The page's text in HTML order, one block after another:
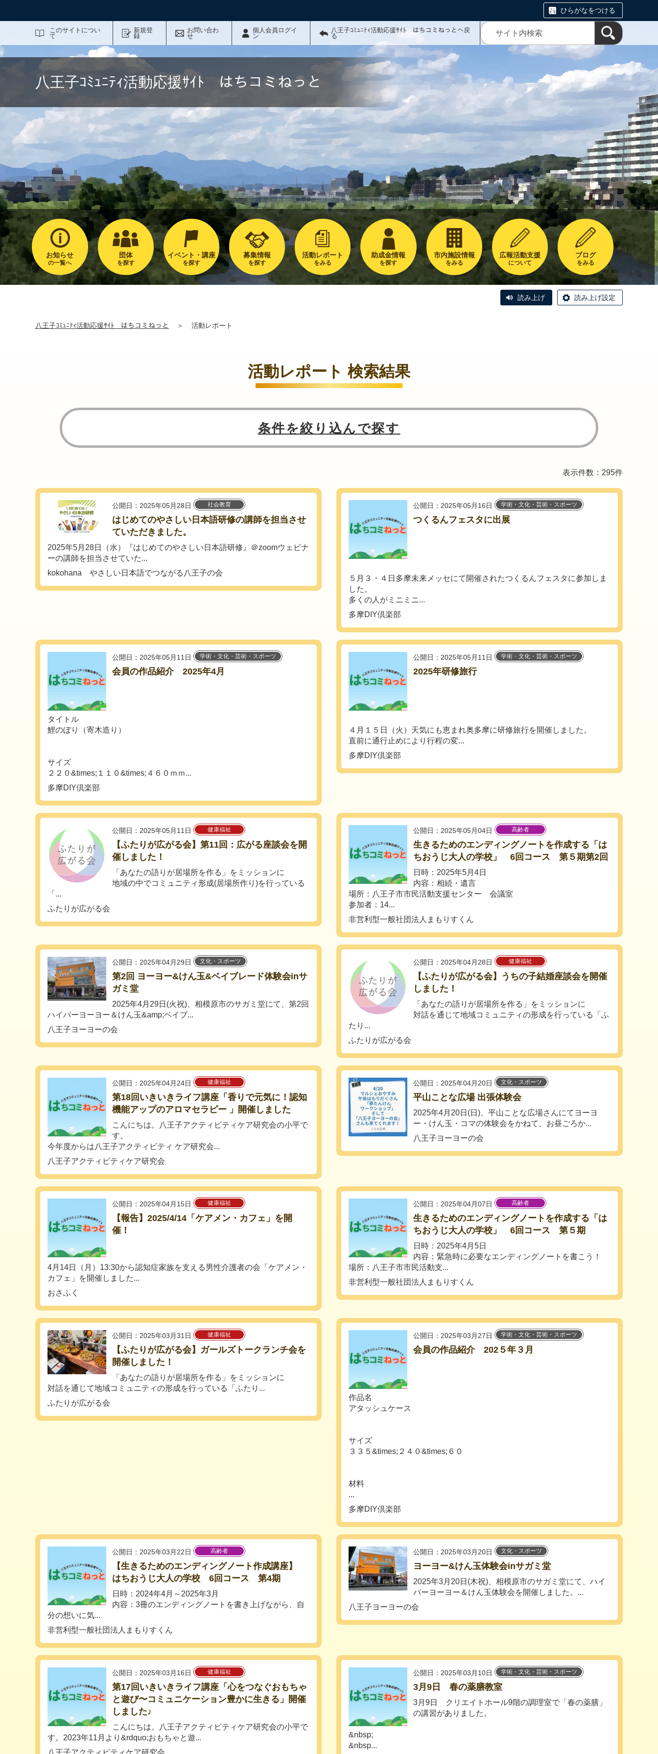
ひらがなをつける
このサイトについ
て
新規登
録
お問い合わ
せ
個人会員ログイ
ン
八王子ｺﾐｭﾆﾃｨ活動応援ｻｲﾄ はちコミねっとへ戻
る
八王子ｺﾐｭﾆﾃｨ活動応援ｻｲﾄ はちコミねっと
お知らせ
の一覧へ
団体
を探す
イベント・講座
を探す
募集情報
を探す
活動レポート
をみる
助成金情報
を探す
市内施設情報
をみる
広報活動支援
について
ブログ
をみる
読み上げ 読み上げ設定
八王子ｺﾐｭﾆﾃｨ活動応援ｻｲﾄ はちコミねっと ＞ 活動レポート
活動レポート 検索結果
条件を絞り込んで探す
表示件数：295件
公開日：2025年05月28日 社会教育
はじめてのやさしい日本語研修の講師を担当させ
ていただきました。
2025年5月28日（水）『はじめてのやさしい日本語研修』＠zoomウェビナ
ーの講師を担当させていた...
kokohana やさしい日本語でつながる八王子の会
公開日：2025年05月16日 学術・文化・芸術・スポーツ
つくるんフェスタに出展
５月３・４日多摩未来メッセにて開催されたつくるんフェスタに参加しま
した。
多くの人がミニミニ...
多摩DIY倶楽部
公開日：2025年05月11日 学術・文化・芸術・スポーツ
会員の作品紹介 2025年4月
タイトル
鯉のぼり（寄木造り）
サイズ
２２０&times;１１０&times;４６０ｍｍ...
多摩DIY倶楽部
公開日：2025年05月11日 学術・文化・芸術・スポーツ
2025年研修旅行
４月１５日（火）天気にも恵まれ奥多摩に研修旅行を開催しました。
直前に通行止めにより行程の変...
多摩DIY倶楽部
公開日：2025年05月11日 健康福祉
【ふたりが広がる会】第11回：広がる座談会を開
催しました！
「あなたの語りが居場所を作る」をミッションに
地域の中でコミュニティ形成(居場所作り)を行っている
「...
ふたりが広がる会
公開日：2025年05月04日 高齢者
生きるためのエンディングノートを作成する「は
ちおうじ大人の学校」 6回コース 第５期第2回
日時：2025年5月4日
内容：相続・遺言
場所：八王子市市民活動支援センター 会議室
参加者：14...
非営利型一般社団法人まもりすくん
公開日：2025年04月29日 文化・スポーツ
第2回 ヨーヨー&けん玉&ベイブレード体験会inサ
ガミ堂
2025年4月29日(火祝)、相模原市のサガミ堂にて、第2回
ハイパーヨーヨー＆けん玉&amp;ベイブ...
八王子ヨーヨーの会
公開日：2025年04月28日 健康福祉
【ふたりが広がる会】うちの子結婚座談会を開催
しました！
「あなたの語りが居場所を作る」をミッションに
対話を通じて地域コミュニティの形成を行っている「ふ
たり...
ふたりが広がる会
公開日：2025年04月24日 健康福祉
第18回いきいきライフ講座「香りで元気に！認知
機能アップのアロマセラピー 」開催しました
こんにちは。八王子アクティビティケア研究会の小平で
す。
今年度からは八王子アクティビティ ケア研究会...
八王子アクティビティケア研究会
公開日：2025年04月20日 文化・スポーツ
平山ことな広場 出張体験会
2025年4月20日(日)、平山ことな広場さんにてヨーヨ
ー・けん玉・コマの体験会をかねて、お昼ごろか...
八王子ヨーヨーの会
公開日：2025年04月15日 健康福祉
【報告】2025/4/14「ケアメン・カフェ」を開
催！
4月14日（月）13:30から認知症家族を支える男性介護者の会「ケアメン・
カフェ」を開催しました...
おさふく
公開日：2025年04月07日 高齢者
生きるためのエンディングノートを作成する「は
ちおうじ大人の学校」 6回コース 第５期
日時：2025年4月5日
内容：緊急時に必要なエンディングノートを書こう！
場所：八王子市市民活動支...
非営利型一般社団法人まもりすくん
公開日：2025年03月31日 健康福祉
【ふたりが広がる会】ガールズトークランチ会を
開催しました！
「あなたの語りが居場所を作る」をミッションに
対話を通じて地域コミュニティの形成を行っている「ふたり...
ふたりが広がる会
公開日：2025年03月27日 学術・文化・芸術・スポーツ
会員の作品紹介 202５年３月
作品名
アタッシュケース
サイズ
３３５&times;２４０&times;６０
材料
...
多摩DIY倶楽部
公開日：2025年03月22日 高齢者
【生きるためのエンディングノート作成講座】
はちおうじ大人の学校 6回コース 第4期
日時：2024年4月～2025年3月
内容：3冊のエンディングノートを書き上げながら、自
分の想いに気...
非営利型一般社団法人まもりすくん
公開日：2025年03月20日 文化・スポーツ
ヨーヨー&けん玉体験会inサガミ堂
2025年3月20日(木祝)、相模原市のサガミ堂にて、ハイ
パーヨーヨー＆けん玉体験会を開催しました。...
八王子ヨーヨーの会
公開日：2025年03月16日 健康福祉
第17回いきいきライフ講座「心をつなぐおもちゃ
と遊び〜コミュニケーション豊かに生きる」開催
しました♪
こんにちは。八王子アクティビティケア研究会の小平で
す。2023年11月より&rdquo;おもちゃと遊...
八王子アクティビティケア研究会
公開日：2025年03月10日 学術・文化・芸術・スポーツ
3月9日 春の薬膳教室
3月9日 クリエイトホール9階の調理室で「春の薬膳」
の講習がありました。
&nbsp;
&nbsp...